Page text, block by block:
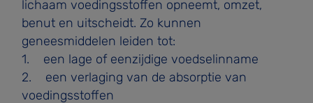
lichaam voedingsstoffen opneemt, omzet,
benut en uitscheidt. Zo kunnen
geneesmiddelen leiden tot:
1. een lage of eenzijdige voedselinname
2. een verlaging van de absorptie van
voedingsstoffen